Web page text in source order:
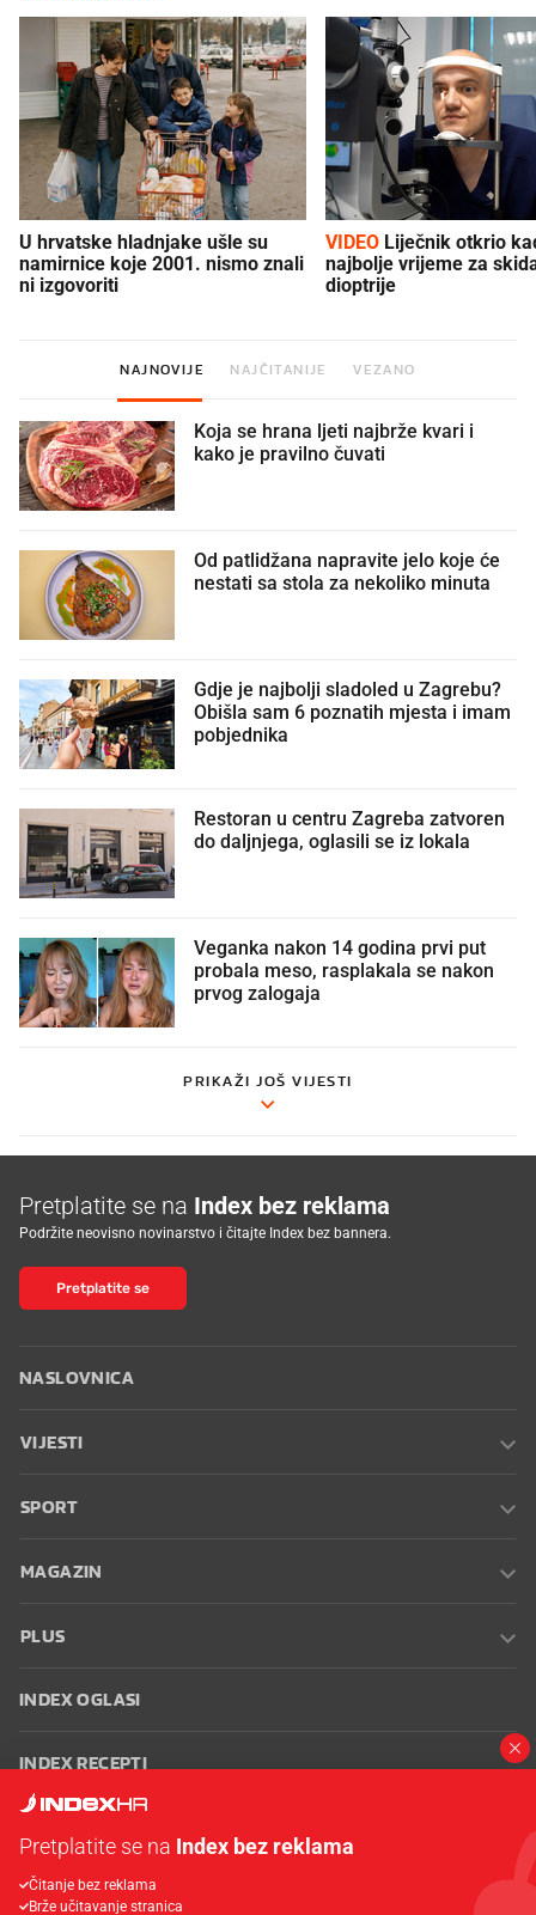
U hrvatske hladnjake ušle su
namirnice koje 2001. nismo znali
ni izgovoriti
VIDEO
najbolje vrijeme za
dioptrije
NAJNOVIJE NAJČITANIJE VEZANO
Koja se hrana ljeti najbrže kvari i
kako je pravilno čuvati
Od patlidžana napravite jelo koje će
nestati sa stola za nekoliko minuta
Gdje je najbolji sladoled u Zagrebu?
Obišla sam 6 poznatih mjesta i imam
pobjednika
Restoran u centru Zagreba zatvoren
do daljnjega, oglasili se iz lokala
Veganka nakon 14 godina prvi put
probala meso, rasplakala se nakon
prvog zalogaja
PRIKAŽI JOŠ VIJESTI
Pretplatite se na Index bez reklama
Podržite neovisno novinarstvo i čitajte Index bez bannera.
Pretplatite se
NASLOVNICA
VIJESTI
SPORT
MAGAZIN
PLUS
INDEX OGLASI
INDEX RECEPTI
Oglašavanje Zaposli se na Indexu
korištenja
Postavke kolačića
Pretplatite se na Index bez reklama
Čitanje bez reklama
Brže učitavanje stranica